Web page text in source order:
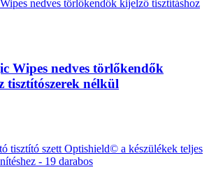
Wipes nedves törlőkendők
tisztítószerek nélkül